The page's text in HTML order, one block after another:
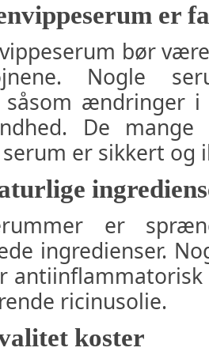
er
bør
Nogle
såsom ændringer
De
er sikkert og
er
ingredienser.
ricinusolie.
koster